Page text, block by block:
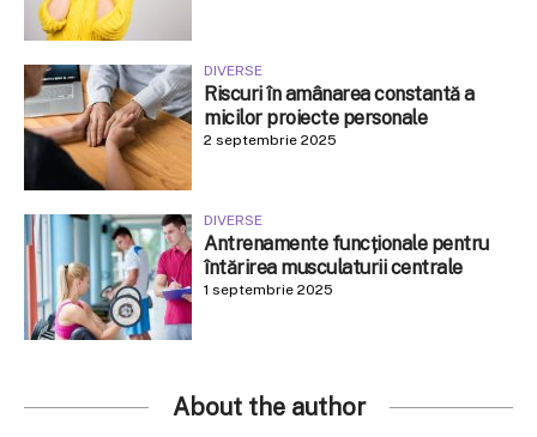
DIVERSE
Riscuri în amânarea constantă a
micilor proiecte personale
2 septembrie 2025
DIVERSE
Antrenamente funcționale pentru
întărirea musculaturii centrale
1 septembrie 2025
About the author